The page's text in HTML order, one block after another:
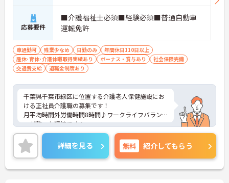
応募要件
■介護福祉士必須■経験必須■普通自動車
運転免許
車通勤可 残業少なめ 日勤のみ
年間休日110日以上
産休･育休･介護休暇取得実績あり
ボーナス・賞与あり
社会保険完備
交通費支給
退職金制度あり
千葉県千葉市緑区に位置する介護老人保健施設にお
ける正社員介護職の募集です！
月平均時間外労働時間8時間♪ワークライフバラン
スが整った環境です！
ご興味のある方はお気軽にお問い合わせ下さいま
せ。
詳細を見る 無料 紹介してもらう